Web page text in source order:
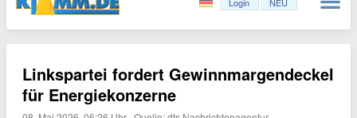
Linkspartei fordert Gewinnmargendeckel
für Energiekonzerne